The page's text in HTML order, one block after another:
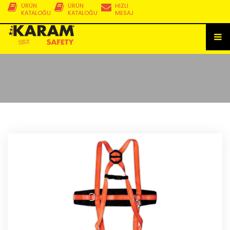
HIZLI
MESAJ
ÜRÜN
KATALOĞU
ÜRÜN
KATALOĞU